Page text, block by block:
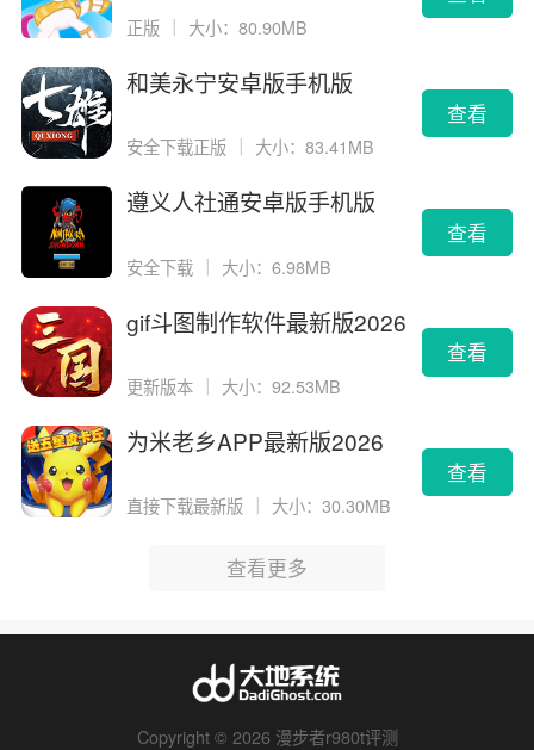
正版 ｜ 大小：80.90MB
和美永宁安卓版手机版
安全下载正版 大小：83.41MB
查看
遵义人社通安卓版手机版
安全下载 ｜ 大小：6.98MB
查看
gif斗图制作软件最新版2026
更新版本 ｜ 大小：92.53MB
查看
为米老乡APP最新版2026
直接下载最新版 大小：30.30MB
查看
查看更多
Copyright © 2026 漫步者r980t评测